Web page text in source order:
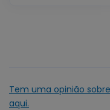
Tem uma opinião
aqui.